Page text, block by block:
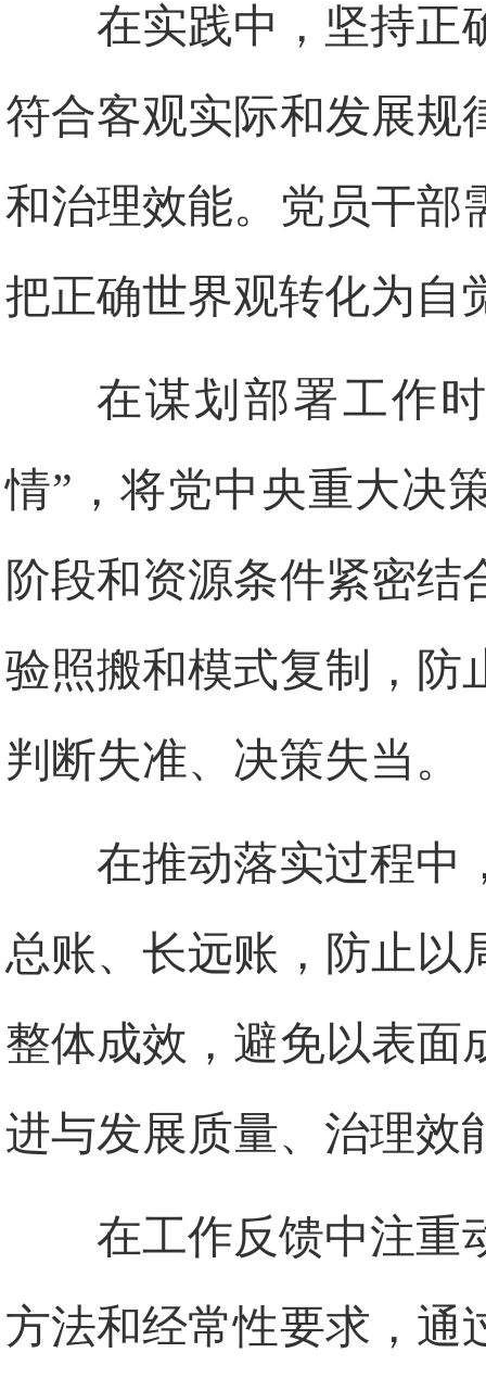
在实践中，坚持正
符合客观实际和发展规
和治理效能。党员干部
把正确世界观转化为自
在谋划部署工作
情”，将党中央重大决
阶段和资源条件紧密
验照搬和模式复制，防
判断失准、决策失当。
在推动落实过程中
总账、长远账，防止以
整体成效，避免以表面
进与发展质量、治理效
在工作反馈中注重
方法和经常性要求，通